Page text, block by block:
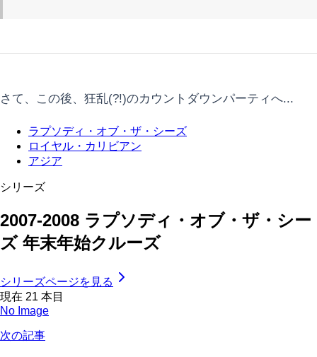
さて、この後、狂乱(?!)のカウントダウンパーティへ...
ラプソディ・オブ・ザ・シーズ
ロイヤル・カリビアン
アジア
シリーズ
2007-2008 ラプソディ・オブ・ザ・シー
ズ 年末年始クルーズ
シリーズページを見る
現在 21 本目
No Image
次の記事